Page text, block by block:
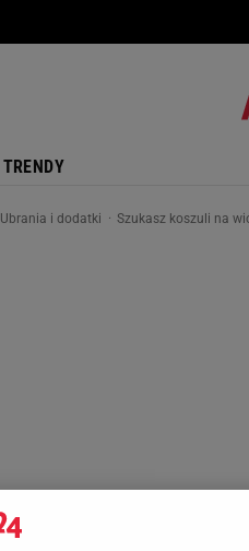
TRENDY
Ubrania i dodatki Szukasz koszuli na